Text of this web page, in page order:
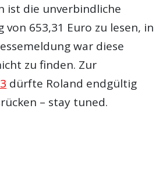
ist die unverbindliche
von 653,31 Euro zu lesen, in
war diese
zu finden. Zur
dürfte Roland endgültig
– stay tuned.